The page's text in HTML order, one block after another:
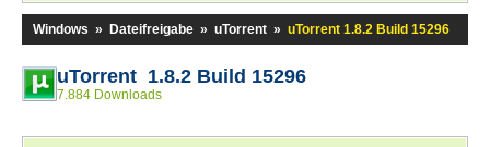
Windows » Dateifreigabe » uTorrent » uTorrent 1.8.2 Build 15296
uTorrent 1.8.2 Build 15296
7.884 Downloads